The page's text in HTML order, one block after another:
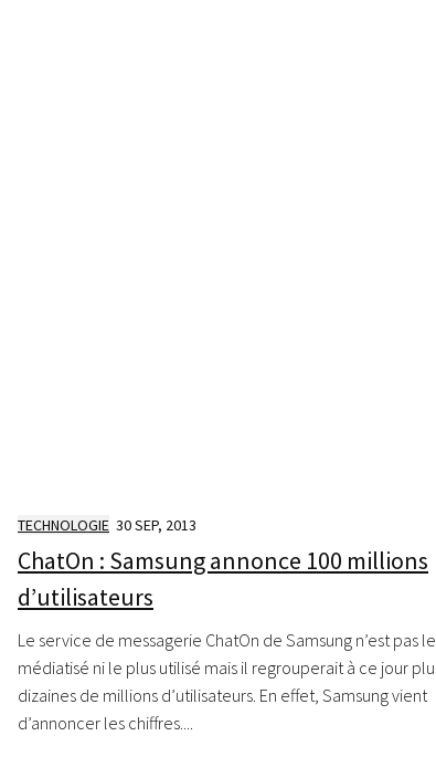
TECHNOLOGIE 30 SEP, 2013
ChatOn : Samsung annonce 100 millions
d’utilisateurs
Le service de messagerie ChatOn de Samsung n’est pas
médiatisé ni le plus utilisé mais il regrouperait à ce jour
dizaines de millions d’utilisateurs. En effet, Samsung vient
d’annoncer les chiffres....